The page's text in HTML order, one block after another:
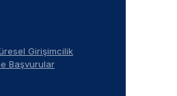
Girişimcilik
Başvurular